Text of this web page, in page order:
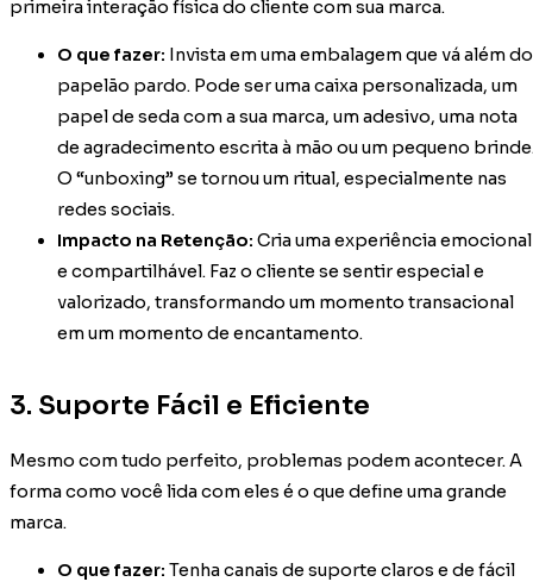
primeira interação física do cliente com sua marca.
O que fazer: Invista em uma embalagem que vá além do
papelão pardo. Pode ser uma caixa personalizada, um
papel de seda com a sua marca, um adesivo, uma nota
de agradecimento escrita à mão ou um pequeno
O “unboxing” se tornou um ritual, especialmente nas
redes sociais.
Impacto na Retenção: Cria uma experiência emocional
e compartilhável. Faz o cliente se sentir especial e
valorizado, transformando um momento transacional
em um momento de encantamento.
3. Suporte Fácil e Eficiente
Mesmo com tudo perfeito, problemas podem acontecer. A
forma como você lida com eles é o que define uma grande
marca.
O que fazer: Tenha canais de suporte claros e de fácil